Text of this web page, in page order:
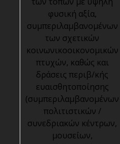
φυσική αξία,
συμπεριλαμβανομένων
των σχετικών
κοινωνικοοικονομικών
πτυχών, καθώς και
δράσεις περιβ/κής
ευαισθητοποίησης
(συμπεριλαμβανομένων
πολιτιστικών /
συνεδριακών κέντρων,
μουσείων,